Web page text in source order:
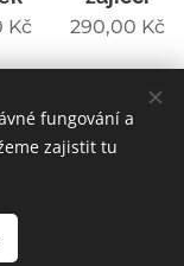
Kč 290,00 Kč
fungování a
zajistit tu